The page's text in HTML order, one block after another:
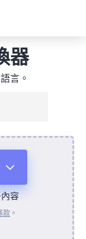
器
言。
容
款 。